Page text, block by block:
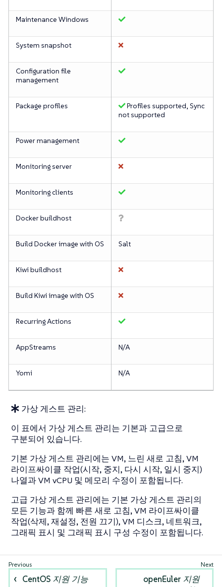
Maintenance Windows
System snapshot
Configuration file
management
Package profiles
Profiles supported, Sync
not supported
Power management
Monitoring server
Monitoring clients
Docker buildhost
Build Docker image with OS Salt
Kiwi buildhost
Build Kiwi image with OS
Recurring Actions
AppStreams N/A
Yomi N/A
가상 게스트 관리:
이 표에서 가상 게스트 관리는 기본과 고급으로
구분되어 있습니다.
기본 가상 게스트 관리에는 VM, 느린 새로 고침, VM
라이프싸이클 작업(시작, 중지, 다시 시작, 일시 중지)
나열과 VM vCPU 및 메모리 수정이 포함됩니다.
고급 가상 게스트 관리에는 기본 가상 게스트 관리의
모든 기능과 함께 빠른 새로 고침, VM 라이프싸이클
작업(삭제, 재설정, 전원 끄기), VM 디스크, 네트워크,
그래픽 표시 및 그래픽 표시 구성 수정이 포함됩니다.
CentOS 지원 기능
openEuler 지원